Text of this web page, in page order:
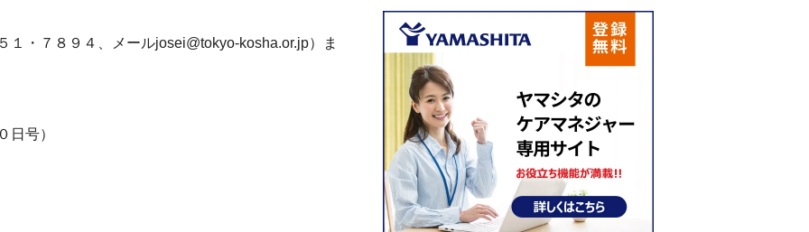
・７８９４、メールjosei@tokyo-kosha.or.jp）ま
日号）